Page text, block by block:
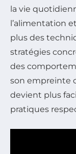
la vie
l’alimentation
plus des
stratégies
des
son empreinte
devient plus
pratiques